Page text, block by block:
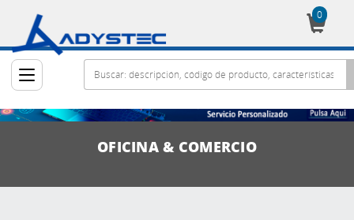
0
OFICINA & COMERCIO